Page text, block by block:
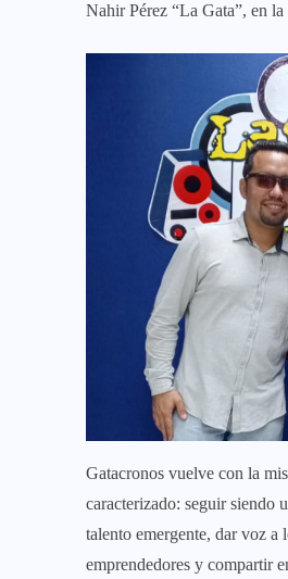
Nahir Pérez “La Gata”, en
Gatacronos vuelve con la
caracterizado: seguir siendo
talento emergente, dar voz a
emprendedores y compartir